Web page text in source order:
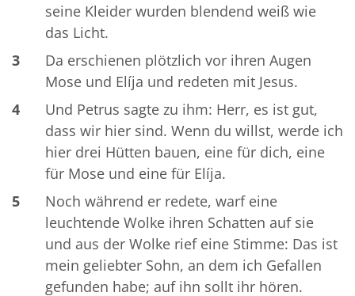
seine Kleider wurden blendend weiß wie
das Licht.
3
Da erschienen plötzlich vor ihren Augen
Mose und Elíja und redeten mit Jesus.
4
Und Petrus sagte zu ihm: Herr, es ist gut,
dass wir hier sind. Wenn du willst, werde ich
hier drei Hütten bauen, eine für dich, eine
für Mose und eine für Elíja.
5
Noch während er redete, warf eine
leuchtende Wolke ihren Schatten auf sie
und aus der Wolke rief eine Stimme: Das ist
mein geliebter Sohn, an dem ich Gefallen
gefunden habe; auf ihn sollt ihr hören.